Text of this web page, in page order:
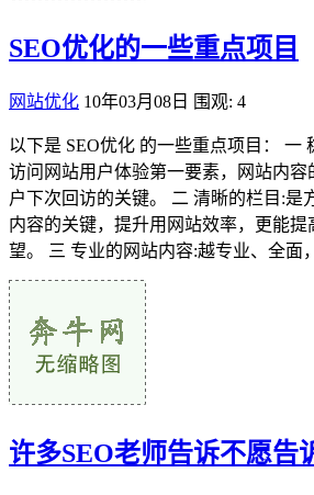
SEO优化的一些重点项目
网站优化 10年03月08日 围观: 4
以下是 SEO优化 的一些重点项目： 一
访问网站用户体验第一要素，网站内容
户下次回访的关键。 二 清晰的栏目:是
内容的关键，提升用网站效率，更能
望。 三 专业的网站内容:越专业、全面
许多SEO老师告诉不愿告